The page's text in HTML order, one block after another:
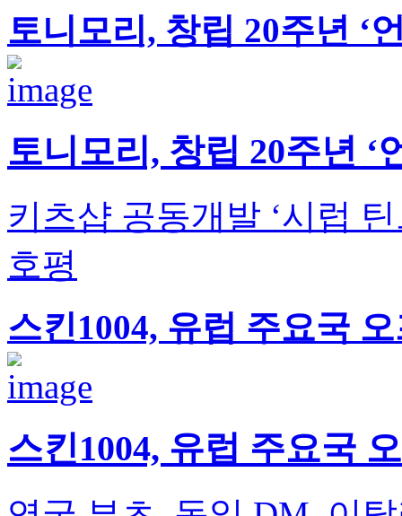
토니모리, 창립 20주년 ‘
토니모리, 창립 20주년 ‘
키츠샵 공동개발 ‘시럽
호평
스킨1004, 유럽 주요국
스킨1004, 유럽 주요국